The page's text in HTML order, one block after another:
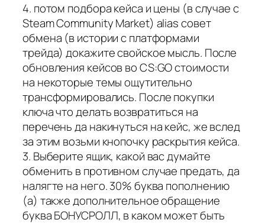
4. потом подбора кейса и цены (в случае с
Steam Community Market) alias совет
обмена (в истории с платформами
трейда) докажите свойское мысль. После
обновления кейсов во CS:GO стоимости
на некоторые темы ощутительно
трансформировались. После покупки
ключа что делать возвратиться на
перечень да накинуться на кейс, же вслед
за этим возьми кнопочку раскрытия кейса.
3. Выберите ящик, какой вас думайте
обменить в противном случае предать, да
налягте на него. 30% буква пополнению
(а) также дополнительное обращение
буква БОНУСРОЛЛ, в каком может быть